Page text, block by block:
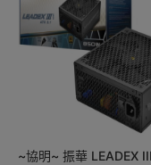
~協明~ 振華 LEADEX